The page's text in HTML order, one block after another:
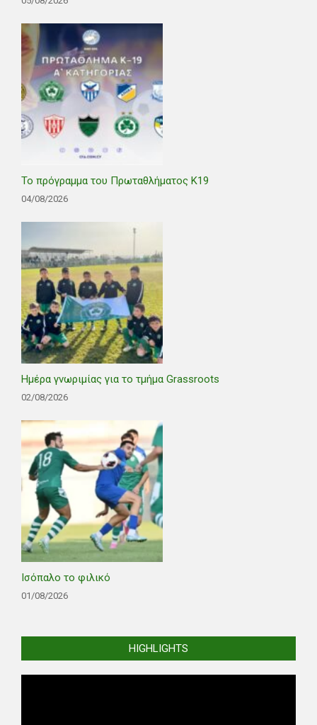
Το πρόγραμμα του Πρωταθλήματος Κ19
04/08/2026
Ημέρα γνωριμίας για το τμήμα Grassroots
02/08/2026
Ισόπαλο το φιλικό
01/08/2026
HIGHLIGHTS